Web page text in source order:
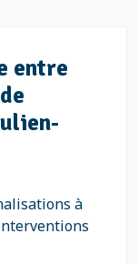
entre
à